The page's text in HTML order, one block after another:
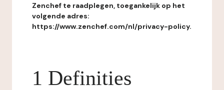
Zenchef te raadplegen, toegankelijk op het
volgende adres:
https://www.zenchef.com/nl/privacy-policy.
1 Definities